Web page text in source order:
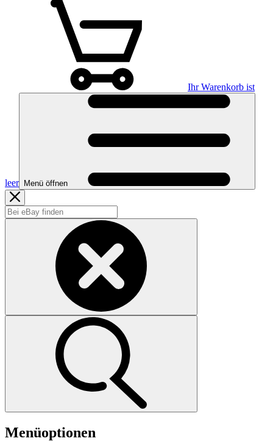
Ihr Warenkorb ist
leer Menü öffnen
Menüoptionen